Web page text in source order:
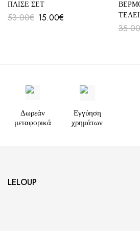
ΠΛΙΣΕ ΣΕΤ
53.00€ 15.00€
35.00
Δωρεάν
μεταφορικά
Εγγύηση
χρημάτων
LELOUP